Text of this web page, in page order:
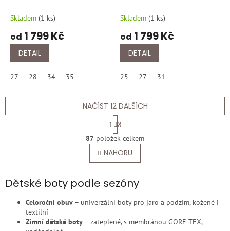
Skladem (1 ks)
od 1 799 Kč
DETAIL
27 28 34 35
Skladem (1 ks)
od 1 799 Kč
DETAIL
25 27 31
O
v
l
á
a
í
r
NAČÍST 12 DALŠÍCH
S
t
r
á
n
k
v
á
n
í
1
8
87 položek celkem
NAHORU
Dětské boty podle sezóny
Celoroční obuv – univerzální boty pro jaro a podzim, kožené i
textilní
Zimní dětské boty – zateplené, s membránou GORE-TEX,